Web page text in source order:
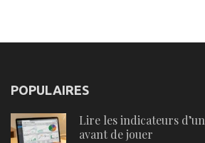
POPULAIRES
Lire les indicateurs
avant de jouer